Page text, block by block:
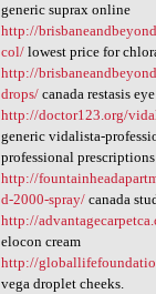
generic suprax online
http://
col/lowest price for
http://
drops/canada restasis
http://doctor123.org/
generic vidalista-
professional prescriptions
http://
d-2000-spray/canada
http://
elocon cream
http://
vega droplet cheeks.